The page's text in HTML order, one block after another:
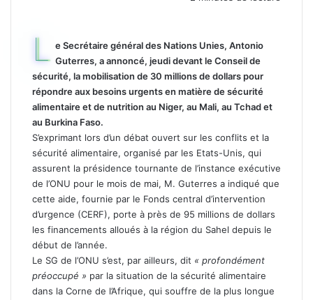
L e Secrétaire général des Nations Unies, Antonio
Guterres, a annoncé, jeudi devant le Conseil de
sécurité, la mobilisation de 30 millions de dollars pour
répondre aux besoins urgents en matière de sécurité
alimentaire et de nutrition au Niger, au Mali, au Tchad et
au Burkina Faso.
S’exprimant lors d’un débat ouvert sur les conflits et la
sécurité alimentaire, organisé par les Etats-Unis, qui
assurent la présidence tournante de l’instance exécutive
de l’ONU pour le mois de mai, M. Guterres a indiqué que
cette aide, fournie par le Fonds central d’intervention
d’urgence (CERF), porte à près de 95 millions de dollars
les financements alloués à la région du Sahel depuis le
début de l’année.
Le SG de l’ONU s’est, par ailleurs, dit « profondément
préoccupé » par la situation de la sécurité alimentaire
dans la Corne de l’Afrique, qui souffre de la plus longue